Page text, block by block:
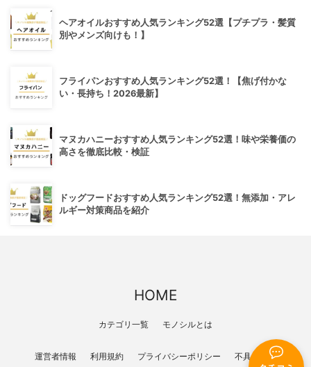
ヘアオイルおすすめ人気ランキング52選【プチプラ・髪質
別やメンズ向けも！】
フライパンおすすめ人気ランキング52選！【焦げ付かな
い・長持ち！2026最新】
マヌカハニーおすすめ人気ランキング52選！味や栄養価の
高さを徹底比較・検証
ドッグフードおすすめ人気ランキング52選！無添加・アレ
ルギー対策商品を紹介
HOME
カテゴリ一覧 モノシルとは
運営者情報 利用規約 プライバシーポリシー 不具合報告